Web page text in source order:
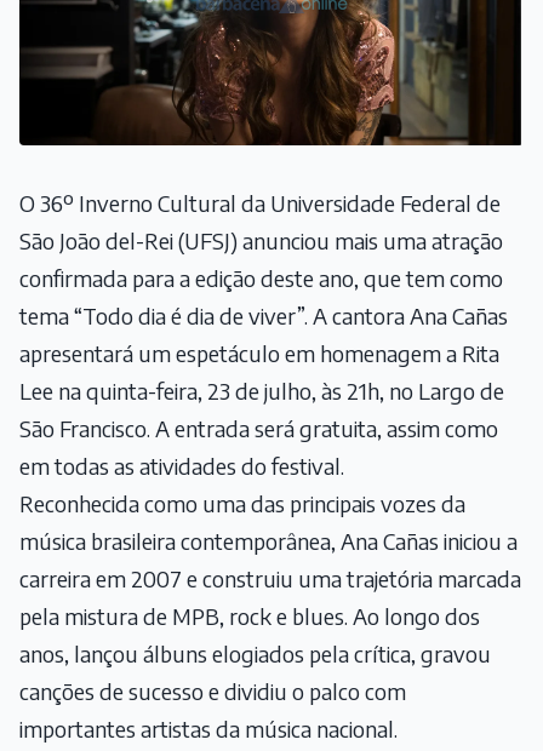
O 36º Inverno Cultural da Universidade Federal de
São João del-Rei (UFSJ) anunciou mais uma atração
confirmada para a edição deste ano, que tem como
tema “Todo dia é dia de viver”. A cantora Ana Cañas
apresentará um espetáculo em homenagem a Rita
Lee na quinta-feira, 23 de julho, às 21h, no Largo de
São Francisco. A entrada será gratuita, assim como
em todas as atividades do festival.
Reconhecida como uma das principais vozes da
música brasileira contemporânea, Ana Cañas iniciou a
carreira em 2007 e construiu uma trajetória marcada
pela mistura de MPB, rock e blues. Ao longo dos
anos, lançou álbuns elogiados pela crítica, gravou
canções de sucesso e dividiu o palco com
importantes artistas da música nacional.